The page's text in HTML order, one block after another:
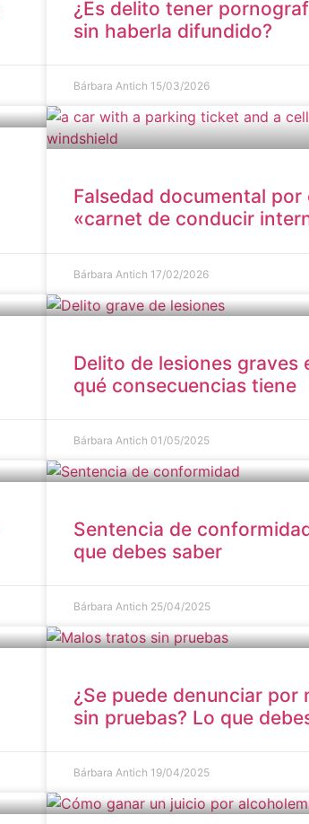
¿Es delito tener
sin haberla difundido?
Bárbara Antich 15/03/2026
Falsedad documental por
«carnet de conducir
Bárbara Antich 17/02/2026
Delito de lesiones graves
qué consecuencias tiene
Bárbara Antich 01/05/2025
Sentencia de
que debes saber
Bárbara Antich 25/04/2025
¿Se puede denunciar por
sin pruebas? Lo que
Bárbara Antich 19/04/2025